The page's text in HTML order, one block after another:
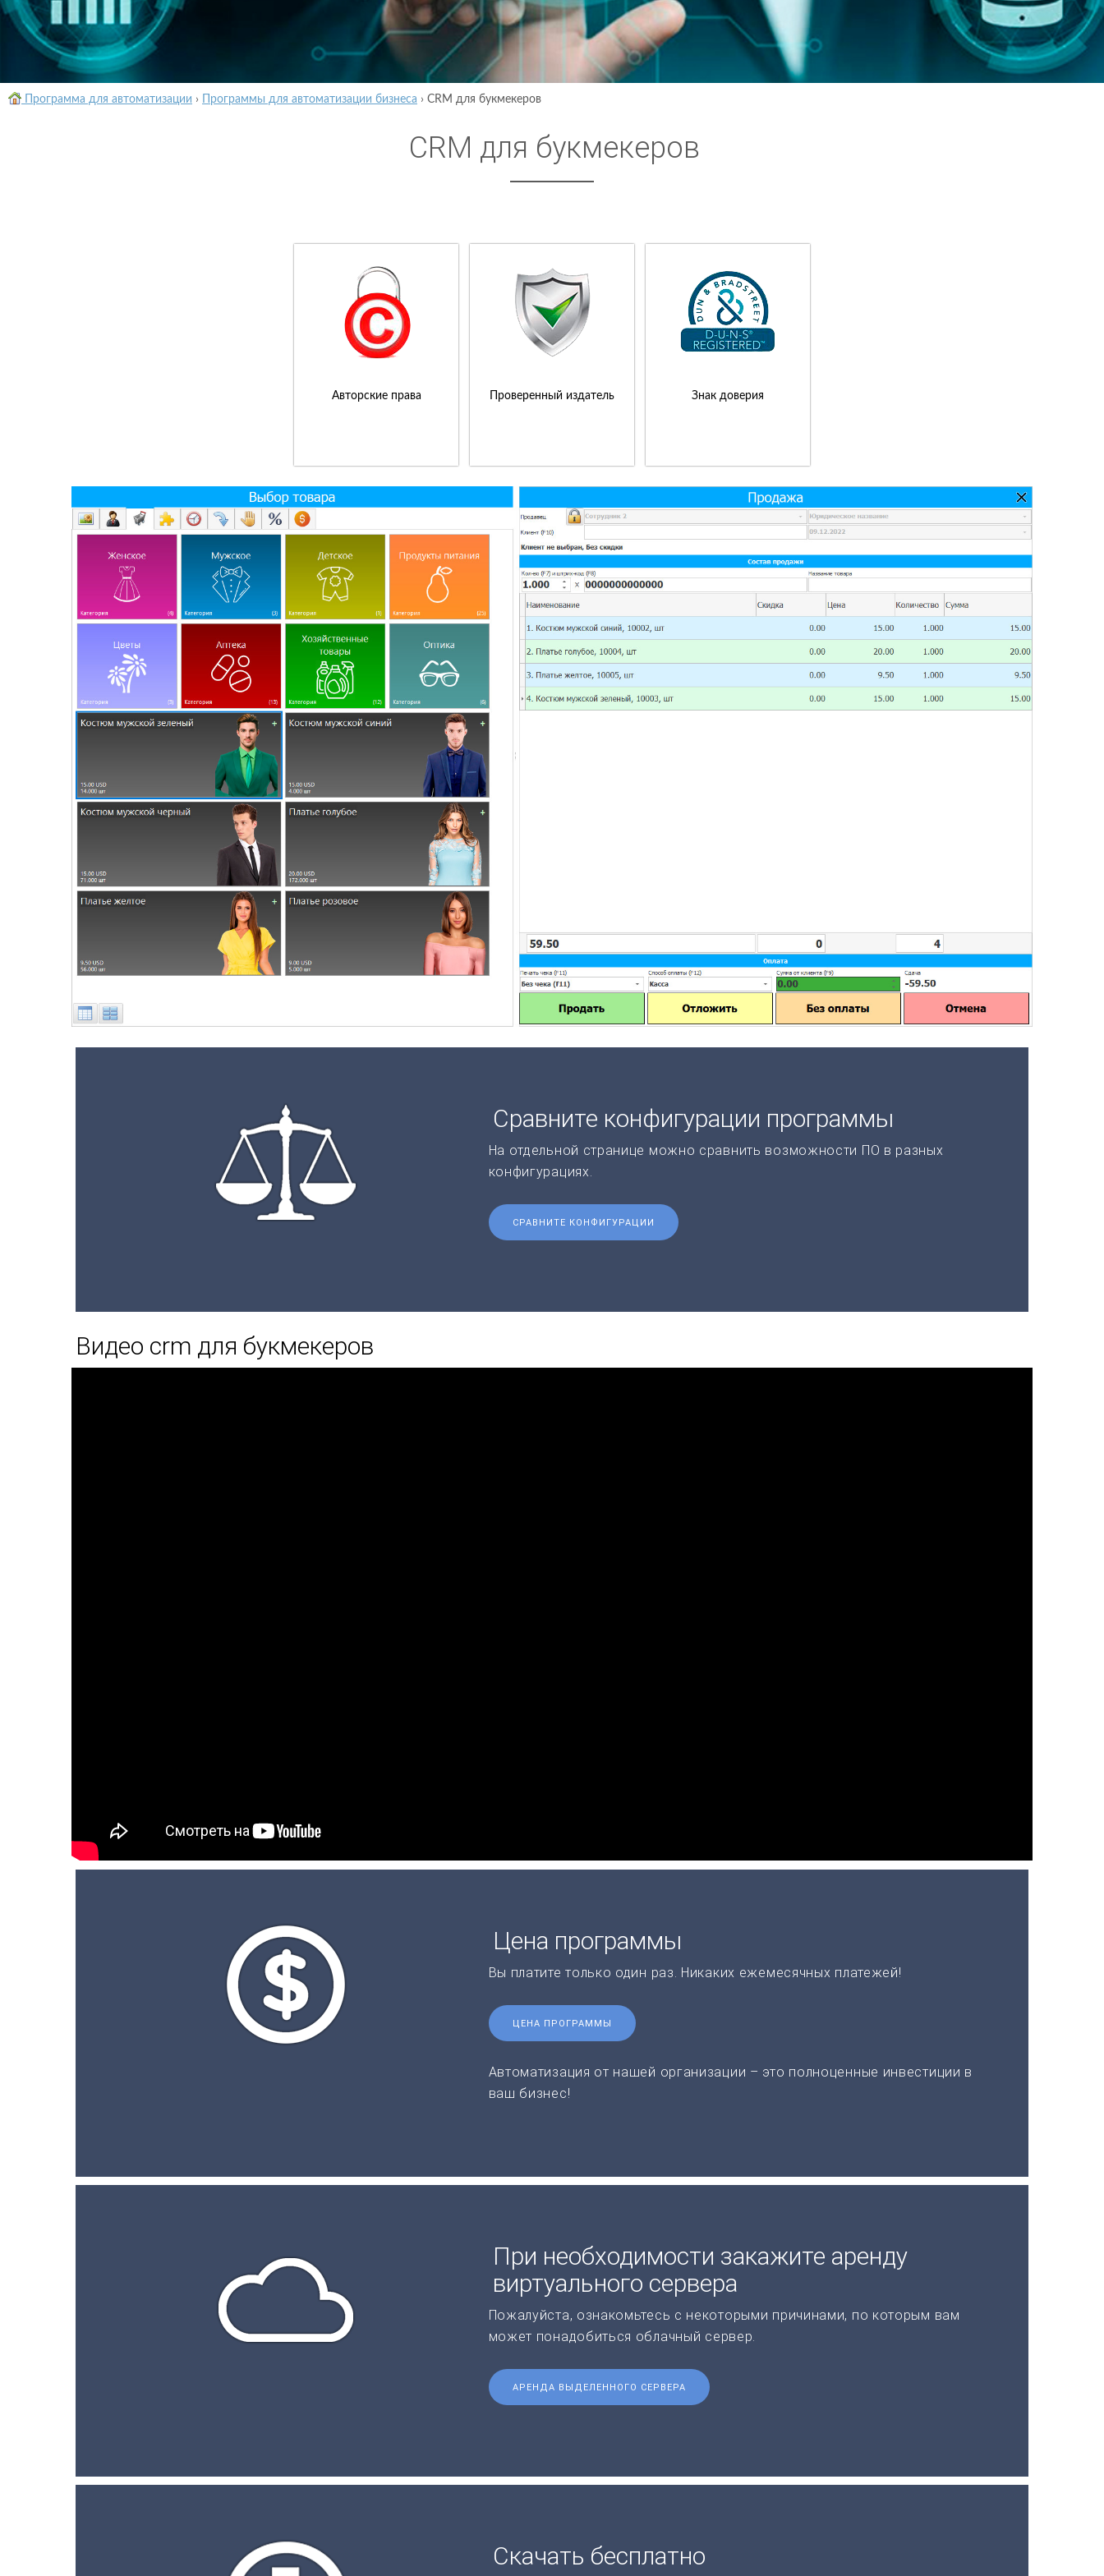
Программа для автоматизации › Программы для автоматизации бизнеса › CRM для букмекеров
CRM для букмекеров
Авторские права Проверенный издатель Знак доверия
Сравните конфигурации программы
На отдельной странице можно сравнить возможности ПО в разных
конфигурациях.
СРАВНИТЕ КОНФИГУРАЦИИ
Видео crm для букмекеров
Цена программы
Вы платите только один раз. Никаких ежемесячных платежей!
ЦЕНА ПРОГРАММЫ
Автоматизация от нашей организации – это полноценные инвестиции в
ваш бизнес!
При необходимости закажите аренду
виртуального сервера
Пожалуйста, ознакомьтесь с некоторыми причинами, по которым вам
может понадобиться облачный сервер.
АРЕНДА ВЫДЕЛЕННОГО СЕРВЕРА
Скачать бесплатно